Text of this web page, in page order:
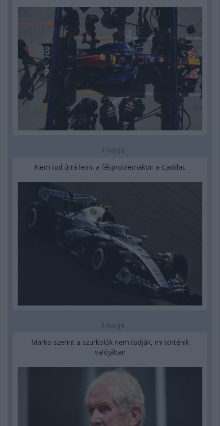
4 napja
Nem tud úrrá lenni a fékproblémákon a Cadillac
5 napja
Marko szerint a szurkolók nem tudják, mi történik
valójában